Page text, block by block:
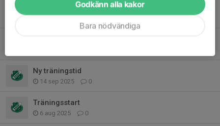
Nya träningstider från v4
12 jan, 14:48 0
Ny träningstid
14 sep 2025 0
Träningsstart
6 aug 2025 0
Godkänn alla kakor
Bara nödvändiga